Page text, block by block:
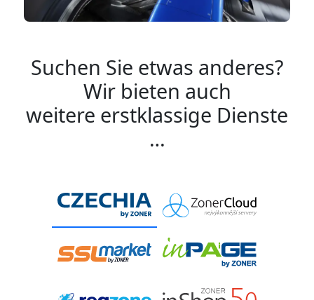
Suchen Sie etwas anderes?
Wir bieten auch
weitere erstklassige Dienste
…